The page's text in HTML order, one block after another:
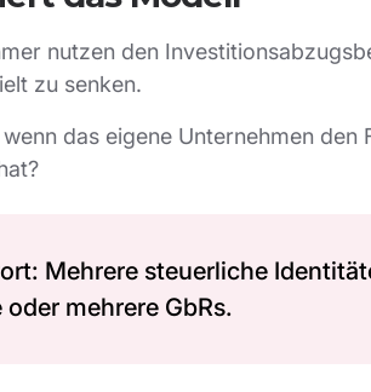
nutzen den
zu senken.
das eigene Unternehmen den
Mehrere steuerliche
oder mehrere GbRs.